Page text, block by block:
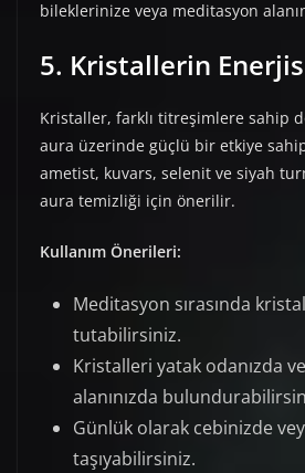
bileklerinize veya meditasyon
5. Kristallerin
Kristaller, farklı titreşimlere sahip
aura üzerinde güçlü bir etkiye
ametist, kuvars, selenit ve siyah
aura temizliği için önerilir.
Kullanım Önerileri:
Meditasyon sırasında
tutabilirsiniz.
Kristalleri yatak odanızda
alanınızda
Günlük olarak cebinizde
taşıyabilirsiniz.